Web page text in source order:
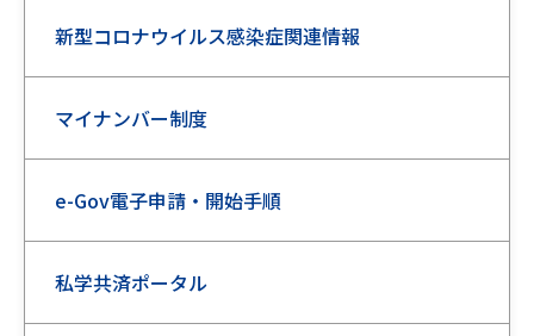
新型コロナウイルス感染症関連情報
マイナンバー制度
e-Gov電子申請・開始手順
私学共済ポータル